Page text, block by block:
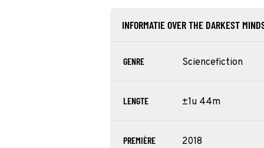
INFORMATIE OVER THE DARKEST
GENRE Sciencefiction
LENGTE ±1u 44m
PREMIÈRE 2018